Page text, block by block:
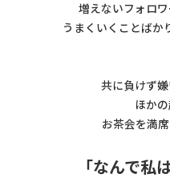
増えないフォロ
うまくいくことばか
共に負けず嫌
ほか
お茶会を満席
「なんで私